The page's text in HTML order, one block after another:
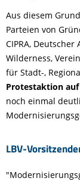
Aus diesem
Parteien von
CIPRA,
Wilderness,
für Stadt-,
Protestaktion
noch einmal
LBV-